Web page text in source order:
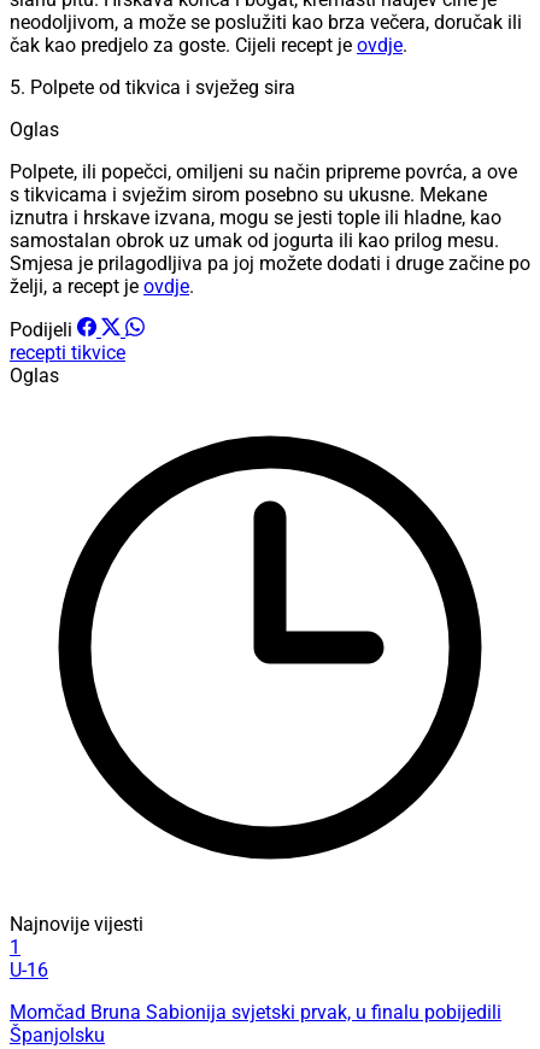
neodoljivom, a može se poslužiti kao brza večera, doručak ili
čak kao predjelo za goste. Cijeli recept je ovdje.
5. Polpete od tikvica i svježeg sira
Oglas
Polpete, ili popečci, omiljeni su način pripreme povrća, a ove
s tikvicama i svježim sirom posebno su ukusne. Mekane
iznutra i hrskave izvana, mogu se jesti tople ili hladne, kao
samostalan obrok uz umak od jogurta ili kao prilog mesu.
Smjesa je prilagodljiva pa joj možete dodati i druge začine po
želji, a recept je ovdje.
Podijeli
recepti tikvice
Oglas
Najnovije vijesti
1
U-16
Momčad Bruna Sabionija svjetski prvak, u finalu pobijedili
Španjolsku